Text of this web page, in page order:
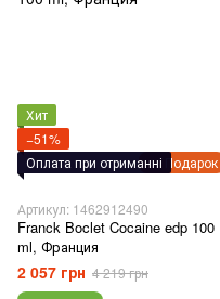
Подарок
Хит
−51%
Оплата при отриманні
Артикул: 1462912490
Franck Boclet Cocaine edp 100
ml, Франция
2 057 грн 4 219 грн